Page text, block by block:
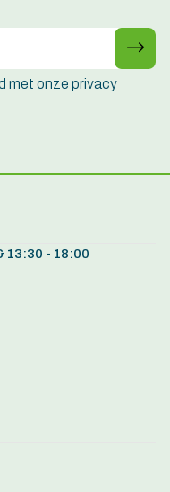
met onze privacy
13:30 - 18:00